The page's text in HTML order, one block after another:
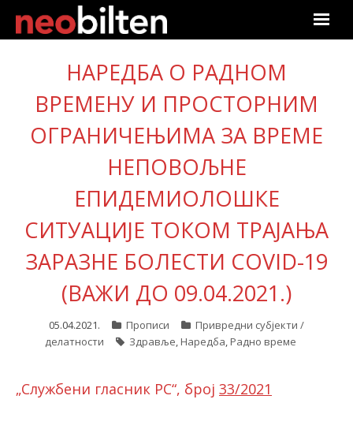
Почетна
Претрага
Актуелно
О нама
Претплата
Пријава
НАРЕДБА О РАДНОМ
ВРЕМЕНУ И ПРОСТОРНИМ
ОГРАНИЧЕЊИМА ЗА ВРЕМЕ
НЕПОВОЉНЕ
ЕПИДЕМИОЛОШКЕ
СИТУАЦИЈЕ ТОКОМ ТРАЈАЊА
ЗАРАЗНЕ БОЛЕСТИ COVID-19
(ВАЖИ ДО 09.04.2021.)
05.04.2021. Прописи
Привредни субјекти /
делатности
Здравље, Наредба, Радно време
„Службени гласник РС“, број 33/2021